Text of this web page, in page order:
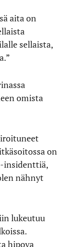
aita on
sellaista,
omista
on
insidenttiä,
nähnyt
lukeutuu
hipova